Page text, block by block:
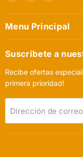
en
Facebook
en
Instagram
Menu Principal
Suscríbete a
Recibe ofertas
primera prioridad!
Dirección de